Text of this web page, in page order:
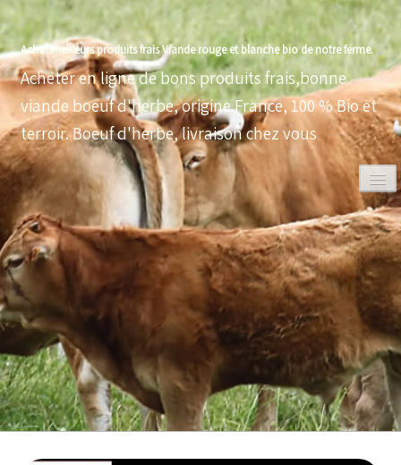
Achat meilleurs produits frais Viande rouge et blanche bio de notre ferme.
Acheter en ligne de bons produits frais,bonne
viande boeuf d'herbe, origine France, 100 % Bio et
terroir. Boeuf d'herbe, livraison chez vous
0
ACCUEIL
VOLAILLES BIO
BOEUF D'HERBE BIO